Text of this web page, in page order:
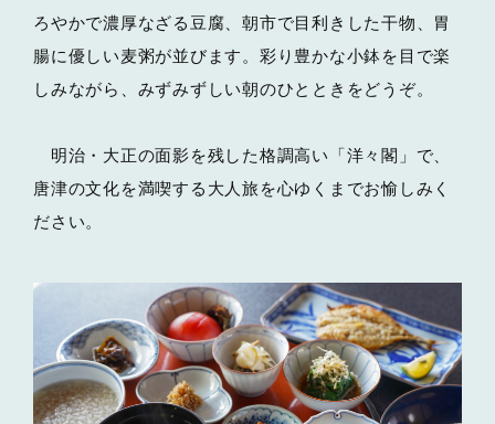
ろやかで濃厚なざる豆腐、朝市で目利きした干物、胃
腸に優しい麦粥が並びます。彩り豊かな小鉢を目で楽
しみながら、みずみずしい朝のひとときをどうぞ。
明治・大正の面影を残した格調高い「洋々閣」で、
唐津の文化を満喫する大人旅を心ゆくまでお愉しみく
ださい。